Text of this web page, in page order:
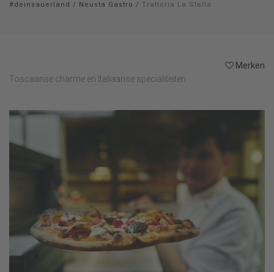
#deinsauerland / Neusta Gastro / Trattoria La Stella
Merken
Toscaanse charme en Italiaanse specialiteiten